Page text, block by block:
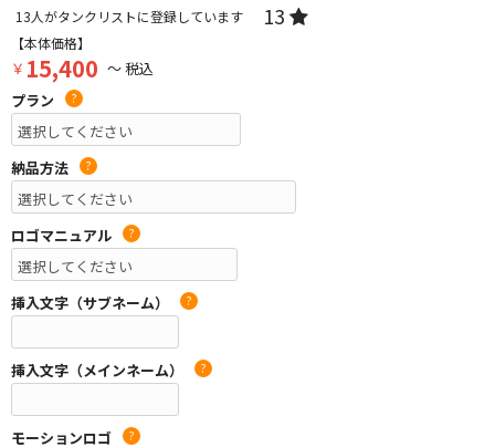
13人がタンクリストに登録しています 13
【本体価格】
￥ 15,400 ～ 税込
プラン
?
納品方法 ?
ロゴマニュアル ?
挿入文字（サブネーム） ?
挿入文字（メインネーム） ?
モーションロゴ ?